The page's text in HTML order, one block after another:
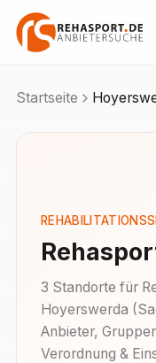
Startseite
3 Standorte für
Hoyerswerda (
Anbieter,
Verordnung &